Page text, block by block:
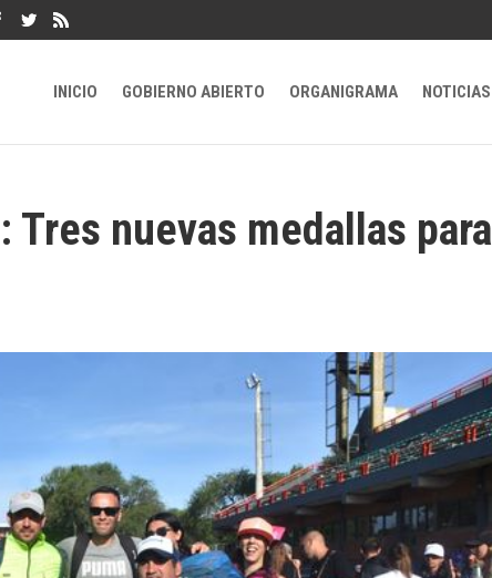
INICIO GOBIERNO ABIERTO ORGANIGRAMA NOTICIAS
Tres nuevas medallas para